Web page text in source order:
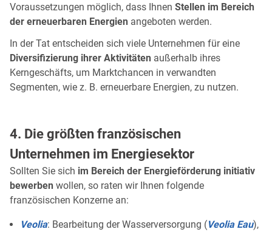
Voraussetzungen möglich, dass Ihnen Stellen im Bereich
der erneuerbaren Energien angeboten werden.
In der Tat entscheiden sich viele Unternehmen für eine
Diversifizierung ihrer Aktivitäten außerhalb ihres
Kerngeschäfts, um Marktchancen in verwandten
Segmenten, wie z. B. erneuerbare Energien, zu nutzen.
4. Die größten französischen
Unternehmen im Energiesektor
Sollten Sie sich im Bereich der Energieförderung initiativ
bewerben wollen, so raten wir Ihnen folgende
französischen Konzerne an:
Veolia: Bearbeitung der Wasserversorgung (Veolia Eau),